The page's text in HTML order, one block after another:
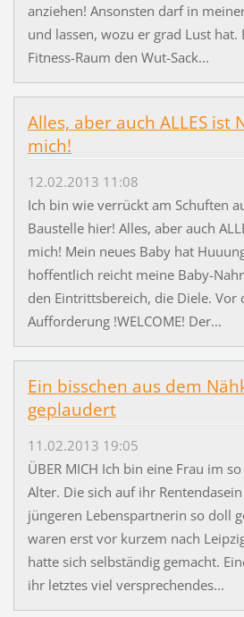
anziehen! Ansonsten darf in
und lassen, wozu er grad Lust
Fitness-Raum den Wut-Sack...
Alles, aber auch ALLES ist
mich!
12.02.2013 11:08
Ich bin wie verrückt am Schuften
Baustelle hier! Alles, aber auch
mich! Mein neues Baby hat
hoffentlich reicht meine Baby-
den Eintrittsbereich, die Diele. Vor
Aufforderung !WELCOME! Der...
Ein bisschen aus dem
geplaudert
11.02.2013 19:05
ÜBER MICH Ich bin eine Frau im
Alter. Die sich auf ihr
jüngeren Lebenspartnerin so doll
waren erst vor kurzem nach
hatte sich selbständig gemacht.
ihr letztes viel versprechendes...